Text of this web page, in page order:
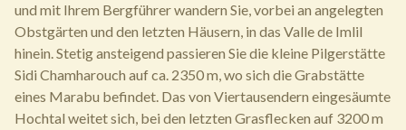
und mit Ihrem Bergführer wandern Sie, vorbei an angelegten
Obstgärten und den letzten Häusern, in das Valle de Imlil
hinein. Stetig ansteigend passieren Sie die kleine Pilgerstätte
Sidi Chamharouch auf ca. 2350 m, wo sich die Grabstätte
eines Marabu befindet. Das von Viertausendern eingesäumte
Hochtal weitet sich, bei den letzten Grasflecken auf 3200 m